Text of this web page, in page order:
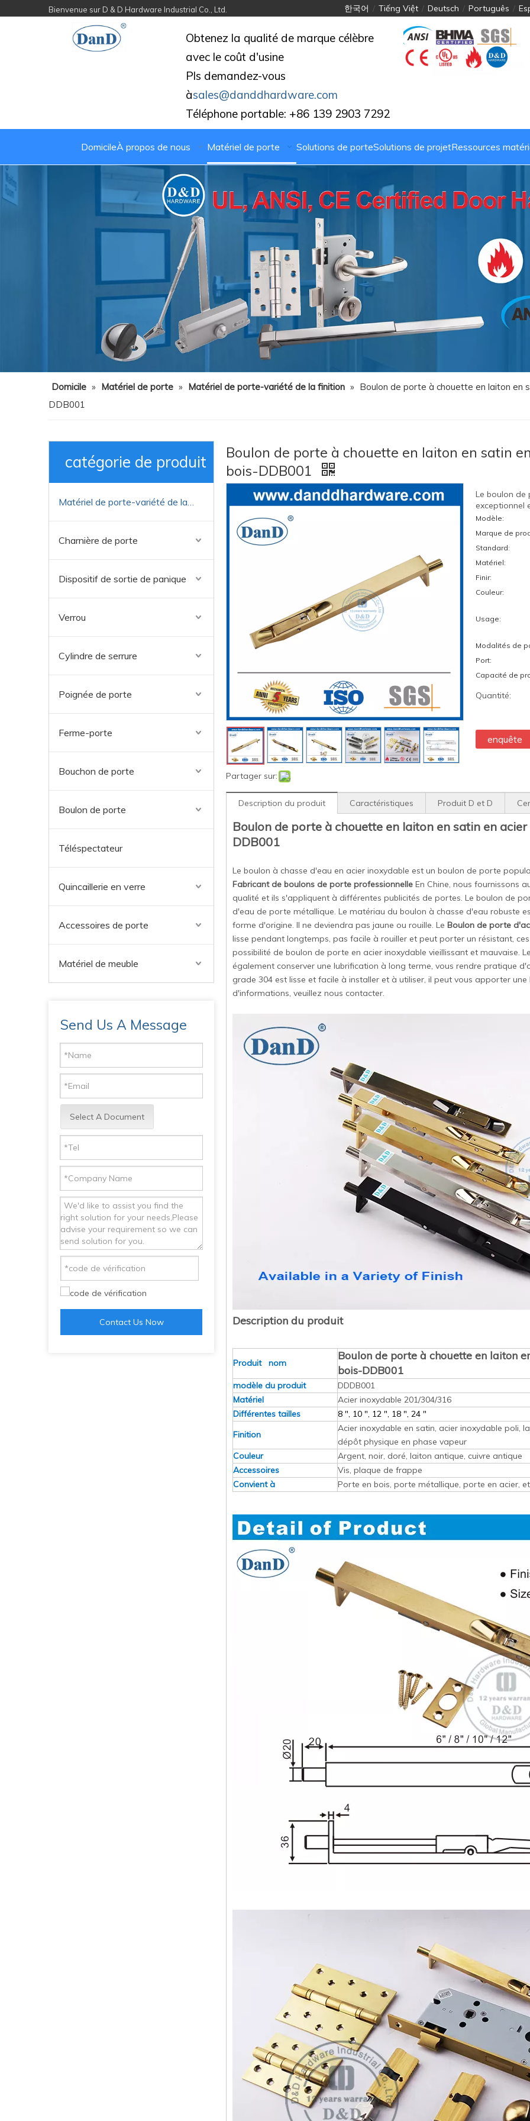
Bienvenue sur D & D Hardware Industrial Co., Ltd. 한국어 / Tiếng Việt / Deutsch / Português /
Obtenez la qualité de marque célèbre
avec le coût d'usine
Pls demandez-vous
àsales@danddhardware.com
Téléphone portable: +86 139 2903 7292
DomicileÀ propos de nous Matériel de porte Solutions de porteSolutions de projetRessources
Domicile » Matériel de porte » Matériel de porte-variété de la finition » Boulon de porte à chouette en laiton en
DDB001
catégorie de produit
Matériel de porte-variété de la finition
Charnière de porte
Dispositif de sortie de panique
Verrou
Cylindre de serrure
Poignée de porte
Ferme-porte
Bouchon de porte
Boulon de porte
Téléspectateur
Quincaillerie en verre
Accessoires de porte
Matériel de meuble
Send Us A Message
Select A Document
Contact Us Now
Boulon de porte à chouette en laiton en satin
bois-DDB001
Partager sur:
Le boulon de
exceptionnel
Modèle:
Marque de
Standard:
Matériel:
Finir:
Couleur:
Usage:
Modalités de
Port:
Capacité de
Quantité:
enquête
Description du produit Caractéristiques Produit D et D
Boulon de porte à chouette en laiton en satin en
DDB001
Le boulon à chasse d'eau en acier inoxydable est un boulon de porte
Fabricant de boulons de porte professionnelle En Chine, nous fournissons
qualité et ils s'appliquent à différentes publicités de portes. Le boulon de
d'eau de porte métallique. Le matériau du boulon à chasse d'eau robuste
forme d'origine. Il ne deviendra pas jaune ou rouille. Le Boulon de porte
lisse pendant longtemps, pas facile à rouiller et peut porter un résistant,
possibilité de boulon de porte en acier inoxydable vieillissant et mauvaise. Le
également conserver une lubrification à long terme, vous rendre pratique
grade 304 est lisse et facile à installer et à utiliser, il peut vous apporter
d'informations, veuillez nous contacter.
Description du produit
Produit nom
Boulon de porte à chouette en laiton
bois-DDB001
modèle du produit
DDDB001
Matériel
Acier inoxydable 201/304/316
Différentes tailles
8 ", 10 ", 12 ", 18 ", 24 "
Finition
Acier inoxydable en satin, acier inoxydable poli,
dépôt physique en phase vapeur
Couleur
Argent, noir, doré, laiton antique, cuivre antique
Accessoires
Vis, plaque de frappe
Convient à
Porte en bois, porte métallique, porte en acier,